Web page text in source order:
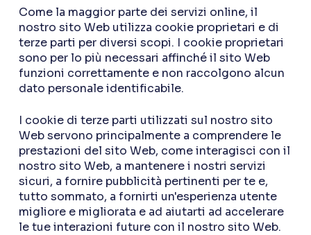
Come la maggior parte dei servizi online, il
nostro sito Web utilizza cookie proprietari e di
terze parti per diversi scopi. I cookie proprietari
sono per lo più necessari affinché il sito Web
funzioni correttamente e non raccolgono alcun
dato personale identificabile.
I cookie di terze parti utilizzati sul nostro sito
Web servono principalmente a comprendere le
prestazioni del sito Web, come interagisci con il
nostro sito Web, a mantenere i nostri servizi
sicuri, a fornire pubblicità pertinenti per te e,
tutto sommato, a fornirti un'esperienza utente
migliore e migliorata e ad aiutarti ad accelerare
le tue interazioni future con il nostro sito Web.